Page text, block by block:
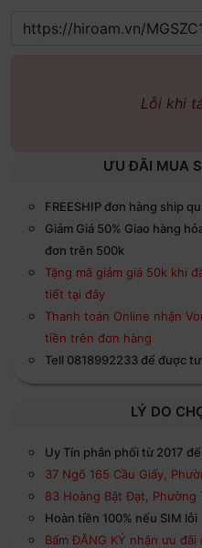
Lỗi khi
ƯU ĐÃI MUA
FREESHIP đơn hàng ship
Giảm Giá 50% Giao hàng
đơn trên 500k
Tặng mã giảm giá 50k khi
tiết tại đây
Thanh toán Online nhận
tiền trên đơn hàng
Tell 0818992233 để được
LÝ DO
Uy Tín phân phối từ 2017
37 Ngõ 165 Cầu Giấy,
83 Hoàng Bật Đạt, Phường
Hoàn tiền 100% nếu SIM lỗi
Bấm ĐĂNG KÝ nhận ưu đãi